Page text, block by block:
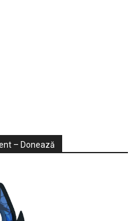
– Donează